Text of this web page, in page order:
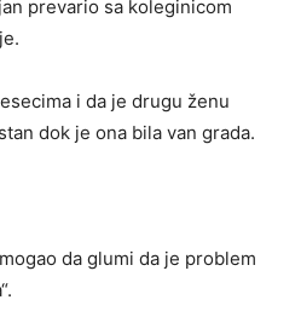
prevario sa koleginicom
i da je drugu ženu
dok je ona bila van grada.
da glumi da je problem